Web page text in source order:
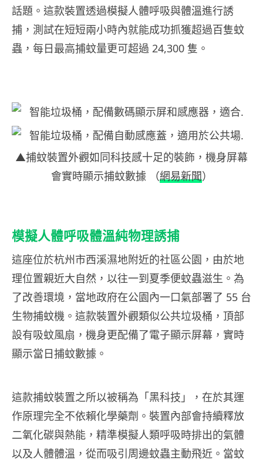
話題。這款裝置透過模擬人體呼吸與體溫進行誘
捕，測試在短短兩小時內就能成功抓獲超過百隻蚊
蟲，每日最高捕蚊量更可超過 24,300 隻。
▲捕蚊裝置外觀如同科技感十足的裝飾，機身屏幕
會實時顯示捕蚊數據 （網易新聞）
模擬人體呼吸體溫純物理誘捕
這座位於杭州市西溪濕地附近的社區公園，由於地
理位置親近大自然，以往一到夏季便蚊蟲滋生。為
了改善環境，當地政府在公園內一口氣部署了 55 台
生物捕蚊機。這款裝置外觀類似公共垃圾桶，頂部
設有吸蚊風扇，機身更配備了電子顯示屏幕，實時
顯示當日捕蚊數據。
這款捕蚊裝置之所以被稱為「黑科技」，在於其運
作原理完全不依賴化學藥劑。裝置內部會持續釋放
二氧化碳與熱能，精準模擬人類呼吸時排出的氣體
以及人體體溫，從而吸引周邊蚊蟲主動飛近。當蚊